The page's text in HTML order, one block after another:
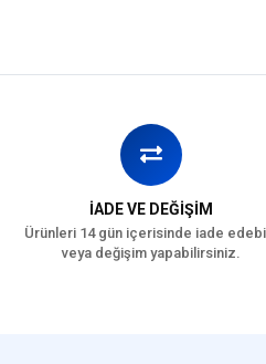
İADE VE DEĞİŞİM
Ürünleri 14 gün içerisinde iade
veya değişim yapabilirsiniz.